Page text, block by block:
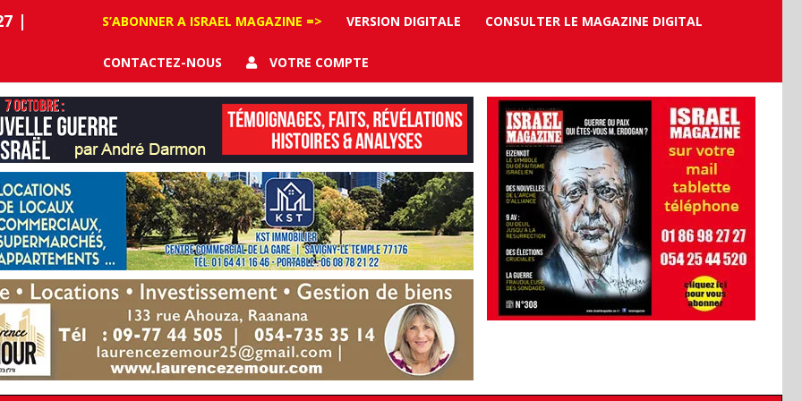
|
S’ABONNER A ISRAEL MAGAZINE => VERSION DIGITALE CONSULTER LE MAGAZINE DIGITAL
CONTACTEZ-NOUS VOTRE COMPTE